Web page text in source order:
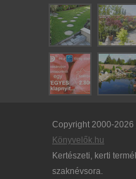
Copyright 2000-2026
Könyvelők.hu
Kertészeti, kerti
szaknévsora.